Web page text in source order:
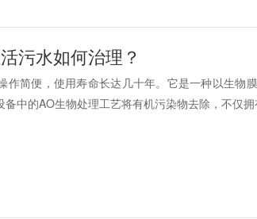
污水如何治理？
作简便，使用寿命长达几十年。它是一种以生物
中的AO生物处理工艺将有机污染物去除，不仅